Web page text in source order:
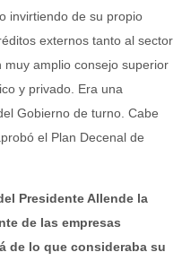
invirtiendo de su propio
externos tanto al sector
amplio consejo superior
y privado. Era una
Gobierno de turno. Cabe
el Plan Decenal de
Presidente Allende la
de las empresas
de lo que consideraba su